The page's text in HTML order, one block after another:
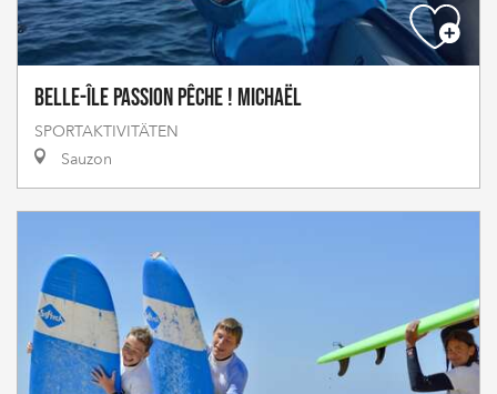
Belle-Île Passion Pêche ! Michaël
SPORTAKTIVITÄTEN
Sauzon